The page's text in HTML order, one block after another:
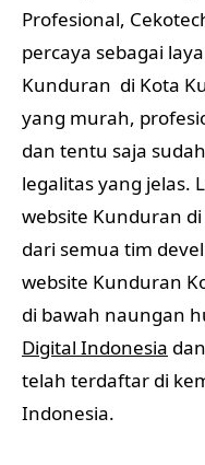
Profesional,
percaya sebagai
Kunduran di Kota
yang murah,
dan tentu saja
legalitas yang jelas.
website Kunduran
dari semua tim
website Kunduran
di bawah naungan
Digital Indonesia dan
telah terdaftar di
Indonesia.